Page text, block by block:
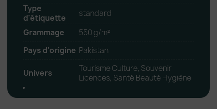
Type
d'étiquette
standard
Grammage
550 g/m²
Pays d'origine Pakistan
Univers
Tourisme Culture, Souvenir
Licences, Santé Beauté Hygiène